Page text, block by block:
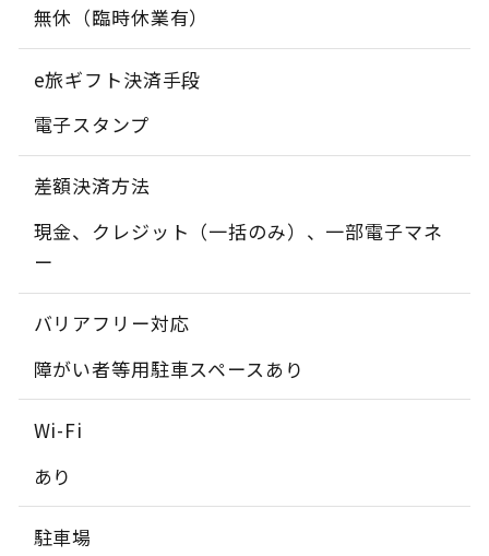
無休（臨時休業有）
e旅ギフト決済手段
電子スタンプ
差額決済方法
現金、クレジット（一括のみ）、一部電子マネ
ー
バリアフリー対応
障がい者等用駐車スペースあり
Wi-Fi
あり
駐車場